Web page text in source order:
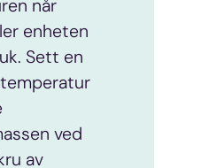
når
enheten
Sett en
ved
av